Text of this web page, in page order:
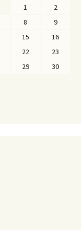
1
2
8
9
15
16
22
23
29
30